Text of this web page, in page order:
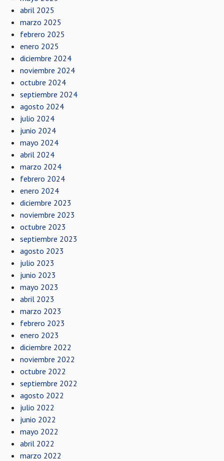
abril 2025
marzo 2025
febrero 2025
enero 2025
diciembre 2024
noviembre 2024
octubre 2024
septiembre 2024
agosto 2024
julio 2024
junio 2024
mayo 2024
abril 2024
marzo 2024
febrero 2024
enero 2024
diciembre 2023
noviembre 2023
octubre 2023
septiembre 2023
agosto 2023
julio 2023
junio 2023
mayo 2023
abril 2023
marzo 2023
febrero 2023
enero 2023
diciembre 2022
noviembre 2022
octubre 2022
septiembre 2022
agosto 2022
julio 2022
junio 2022
mayo 2022
abril 2022
marzo 2022